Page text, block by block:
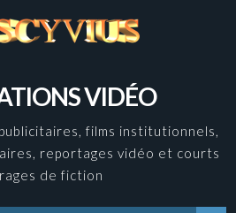
VIDÉO
films institutionnels,
reportages vidéo et courts
de fiction